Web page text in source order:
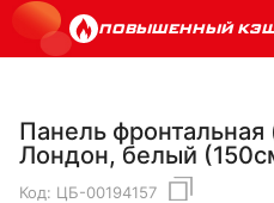
ПОВЫШЕННЫЙ
Панель фронтальная
Лондон, белый
Код: ЦБ-00194157